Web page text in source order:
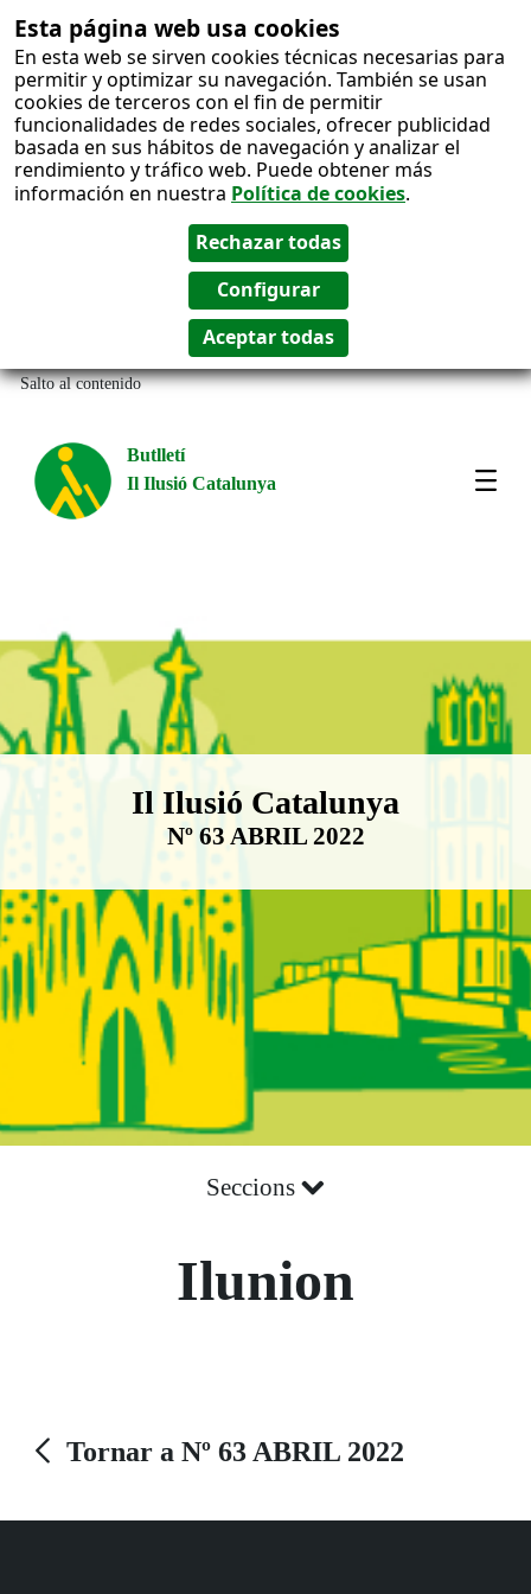
Esta página web usa cookies
En esta web se sirven cookies técnicas necesarias para
permitir y optimizar su navegación. También se usan
cookies de terceros con el fin de permitir
funcionalidades de redes sociales, ofrecer publicidad
basada en sus hábitos de navegación y analizar el
rendimiento y tráfico web. Puede obtener más
información en nuestra Política de cookies.
Salto al contenido
Butlletí
Il Ilusió Catalunya
Boletín Il·lusió Catalunya
Il Ilusió Catalunya
Nº 63 ABRIL 2022
Seccions
Ilunion
Tornar a Nº 63 ABRIL 2022